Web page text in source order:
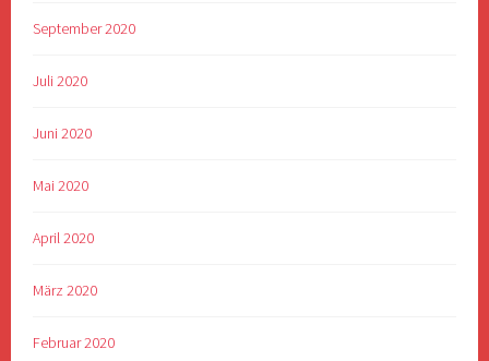
September 2020
Juli 2020
Juni 2020
Mai 2020
April 2020
März 2020
Februar 2020